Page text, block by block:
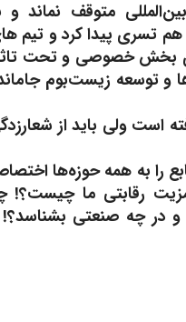
متوقف نماند و
تسری پیدا کرد و تیم
بخش خصوصی و تحت
و توسعه زیست‌بوم
است ولی باید از
را به همه حوزه‌ها
مزیت رقابتی ما چیست؟!
و در چه صنعتی